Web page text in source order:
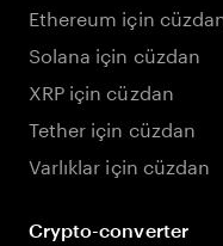
Ethereum için
Solana için cüzdan
XRP için cüzdan
Tether için cüzdan
Varlıklar için cüzdan
Crypto-converter